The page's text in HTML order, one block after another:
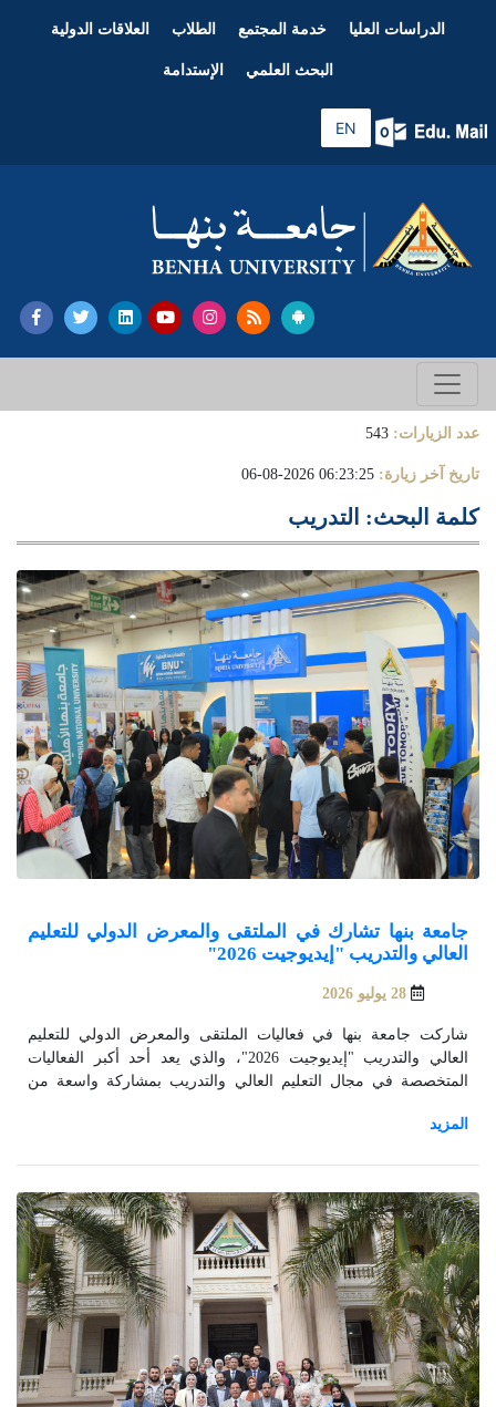
الدراسات العليا خدمة المجتمع الطلاب العلاقات الدولية
البحث العلمي الإستدامة
EN
عدد الزيارات: 543
تاريخ آخر زيارة: 06:23:25 2026-08-06
كلمة البحث: التدريب
جامعة بنها تشارك في الملتقى والمعرض الدولي للتعليم
العالي والتدريب "إيديوجيت 2026"
28 يوليو 2026
شاركت جامعة بنها في فعاليات الملتقى والمعرض الدولي للتعليم
العالي والتدريب "إيديوجيت 2026"، والذي يعد أحد أكبر الفعاليات
المتخصصة في مجال التعليم العالي والتدريب بمشاركة واسعة من